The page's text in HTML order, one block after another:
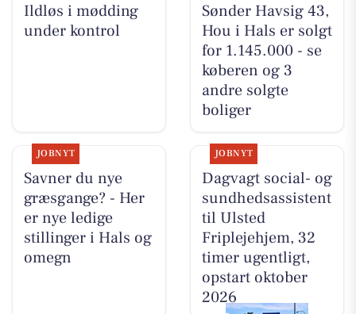
Ildløs i mødding
under kontrol
Sønder Havsig 43,
Hou i Hals er solgt
for 1.145.000 - se
køberen og 3
andre solgte
boliger
JOBNYT
Savner du nye
græsgange? - Her
er nye ledige
stillinger i Hals og
omegn
JOBNYT
Dagvagt social- og
sundhedsassistent
til Ulsted
Friplejehjem, 32
timer ugentligt,
opstart oktober
2026